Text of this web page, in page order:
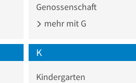
Genossenschaft
mehr mit G
K
Kindergarten